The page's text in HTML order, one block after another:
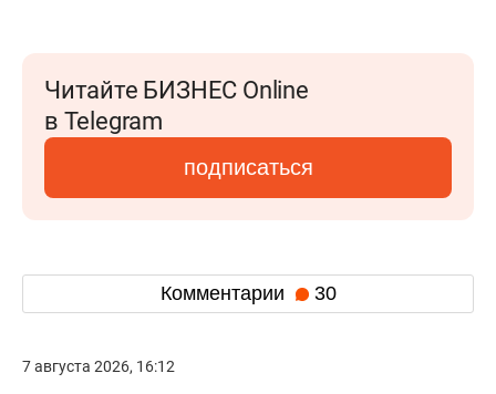
Читайте БИЗНЕС Online
в Telegram
подписаться
Комментарии 30
7 августа 2026, 16:12